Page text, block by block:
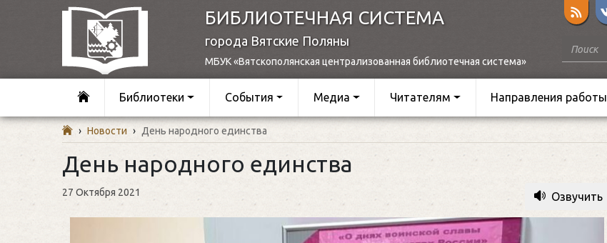
БИБЛИОТЕЧНАЯ СИСТЕМА
города Вятские Поляны
МБУК «Вятскополянская централизованная библиотечная система»
Библиотеки События Медиа Читателям Направления работы
› Новости › День народного единства
День народного единства
27 Октября 2021 Озвучить